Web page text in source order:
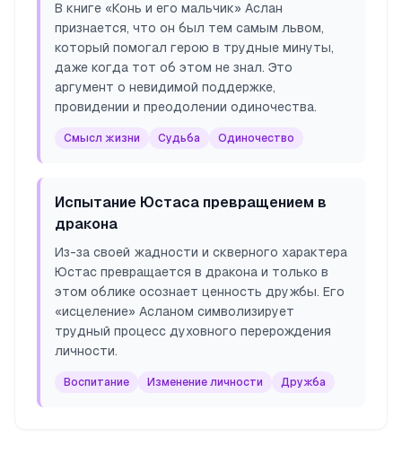
В книге «Конь и его мальчик» Аслан
признается, что он был тем самым львом,
который помогал герою в трудные минуты,
даже когда тот об этом не знал. Это
аргумент о невидимой поддержке,
провидении и преодолении одиночества.
Смысл жизни Судьба Одиночество
Испытание Юстаса превращением в
дракона
Из-за своей жадности и скверного характера
Юстас превращается в дракона и только в
этом облике осознает ценность дружбы. Его
«исцеление» Асланом символизирует
трудный процесс духовного перерождения
личности.
Воспитание Изменение личности Дружба